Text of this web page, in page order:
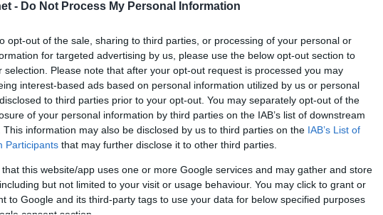
- Do Not Process My Personal Information
opt-out of the sale, sharing to third parties, or processing of your personal or
for targeted advertising by us, please use the below opt-out section to
selection. Please note that after your opt-out request is processed you may
interest-based ads based on personal information utilized by us or personal
to third parties prior to your opt-out. You may separately opt-out of the
of your personal information by third parties on the IAB’s list of downstream
This information may also be disclosed by us to third parties on the IAB’s List of
Participants that may further disclose it to other third parties.
that this website/app uses one or more Google services and may gather and store
but not limited to your visit or usage behaviour. You may click to grant or
to Google and its third-party tags to use your data for below specified purposes
CHAMPIONS LEAGUE 15/11/2016
Για την υπέρβαση ο ΠΑΟΚ κόντρα στη Σκρα
Με στόχο την νίκη που θα τον κρατήσει «ζωντανό» στο κυνήγι της
πρόκρισης στους ομίλους του Τσάμπιονς Λιγκ, ο πρωταθλητής Ελλάδας
ΠΑΟΚ, αντιμετωπίζει την Τετάρτη (16/11) στις 19:00, μια από τις
κορυφαίες ομάδες του θεσμού την πολωνική, Σκρα Μπελσάτοφ, στο PAOK